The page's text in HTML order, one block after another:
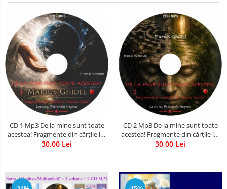
CD 1 Mp3 De la mine sunt toate
acestea! Fragmente din cărțile lui
Marius Ghidel
30,00 Lei
CD 2 Mp3 De la mine sunt toate
acestea! Fragmente din cărțile lui
Marius Ghidel
30,00 Lei